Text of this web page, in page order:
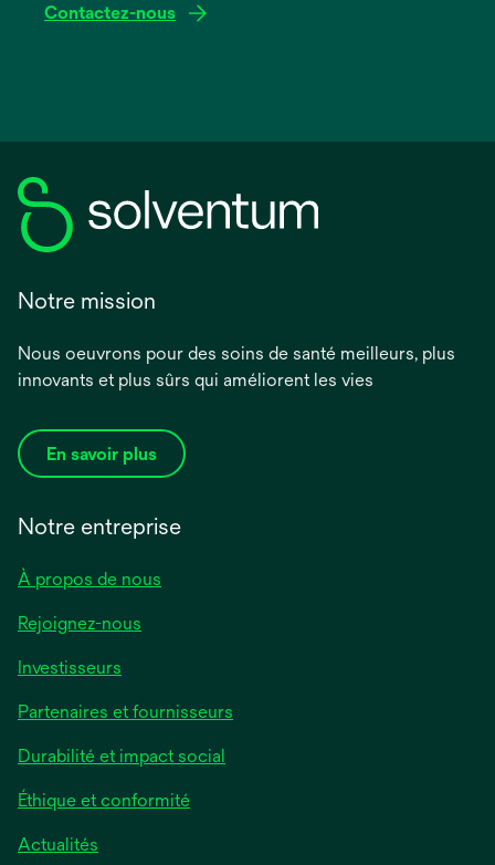
Contactez-nous
Notre mission
Nous oeuvrons pour des soins de santé meilleurs, plus
innovants et plus sûrs qui améliorent les vies
En savoir plus
Notre entreprise
À propos de nous
Rejoignez-nous
Investisseurs
Partenaires et fournisseurs
Durabilité et impact social
Éthique et conformité
Actualités